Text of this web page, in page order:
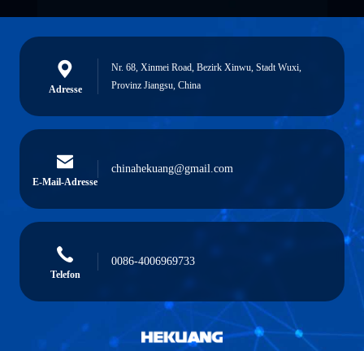
Adresse
Nr. 68, Xinmei Road, Bezirk Xinwu, Stadt Wuxi,
Provinz Jiangsu, China
E-Mail-Adresse
chinahekuang@gmail.com
Telefon
0086-4006969733